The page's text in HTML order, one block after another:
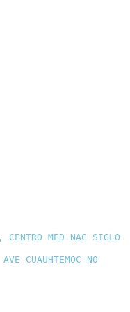
MED NAC SIGLO
CUAUHTEMOC NO